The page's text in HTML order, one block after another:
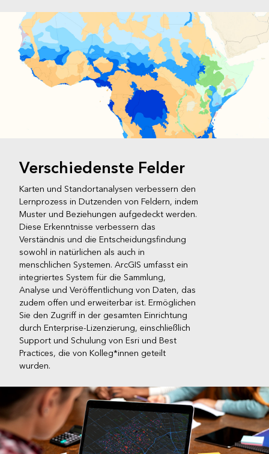
Verschiedenste Felder
Karten und Standortanalysen verbessern den
Lernprozess in Dutzenden von Feldern, indem
Muster und Beziehungen aufgedeckt werden.
Diese Erkenntnisse verbessern das
Verständnis und die Entscheidungsfindung
sowohl in natürlichen als auch in
menschlichen Systemen. ArcGIS umfasst ein
integriertes System für die Sammlung,
Analyse und Veröffentlichung von Daten, das
zudem offen und erweiterbar ist. Ermöglichen
Sie den Zugriff in der gesamten Einrichtung
durch Enterprise-Lizenzierung, einschließlich
Support und Schulung von Esri und Best
Practices, die von Kolleg*innen geteilt
wurden.